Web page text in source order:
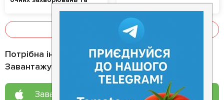
їхніх симптомів. Які
продукти позитивно
Показати все
Потрібна інформація про заклад?
Завантажуйте додаток!
Завантажте у App Store